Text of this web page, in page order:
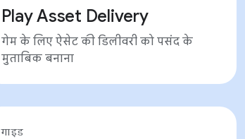
Play Asset Delivery
गेम के लिए ऐसेट की डिलीवरी को पसंद के
मुताबिक बनाना
गाइड